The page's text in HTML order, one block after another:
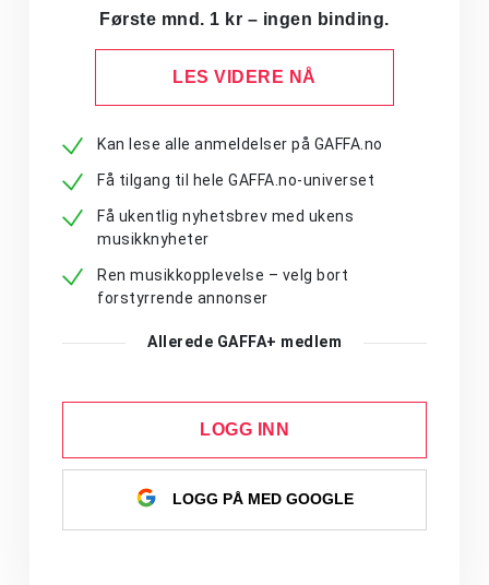
Første mnd. 1 kr – ingen binding.
LES VIDERE NÅ
Kan lese alle anmeldelser på GAFFA.no
Få tilgang til hele GAFFA.no-universet
Få ukentlig nyhetsbrev med ukens
musikknyheter
Ren musikkopplevelse – velg bort
forstyrrende annonser
Allerede GAFFA+ medlem
LOGG INN
LOGG PÅ MED GOOGLE